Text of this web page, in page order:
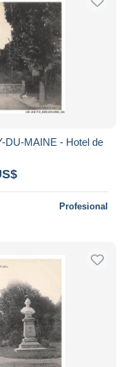
DU-MAINE - Hotel de
Profesional